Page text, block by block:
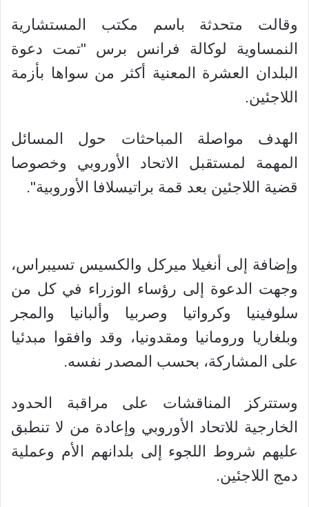
وقالت متحدثة باسم مكتب المستشارية
النمساوية لوكالة فرانس برس "تمت دعوة
البلدان العشرة المعنية أكثر من سواها بأزمة
اللاجئين.
الهدف مواصلة المباحثات حول المسائل
المهمة لمستقبل الاتحاد الأوروبي وخصوصا
قضية اللاجئين بعد قمة براتيسلافا الأوروبية".
وإضافة إلى أنغيلا ميركل والكسيس تسيبراس،
وجهت الدعوة إلى رؤساء الوزراء في كل من
سلوفينيا وكرواتيا وصربيا وألبانيا والمجر
وبلغاريا ورومانيا ومقدونيا، وقد وافقوا مبدئيا
على المشاركة، بحسب المصدر نفسه.
وستتركز المناقشات على مراقبة الحدود
الخارجية للاتحاد الأوروبي وإعادة من لا تنطبق
عليهم شروط اللجوء إلى بلدانهم الأم وعملية
دمج اللاجئين.